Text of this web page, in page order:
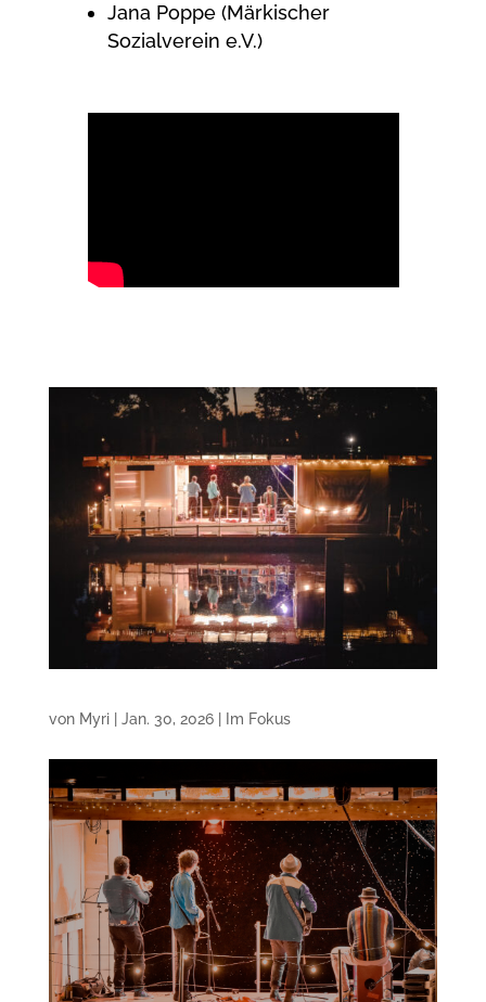
Jana Poppe (Märkischer
Sozialverein e.V.)
von Myri| Jan. 30, 2026| Im Fokus